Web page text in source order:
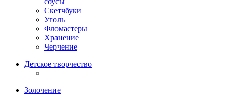
Скетчбуки
Уголь
Фломастеры
Хранение
Черчение
Детское творчество
Золочение